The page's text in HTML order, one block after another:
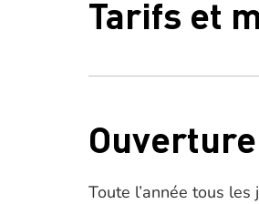
Tarifs et
Ouverture
Toute l’année tous les